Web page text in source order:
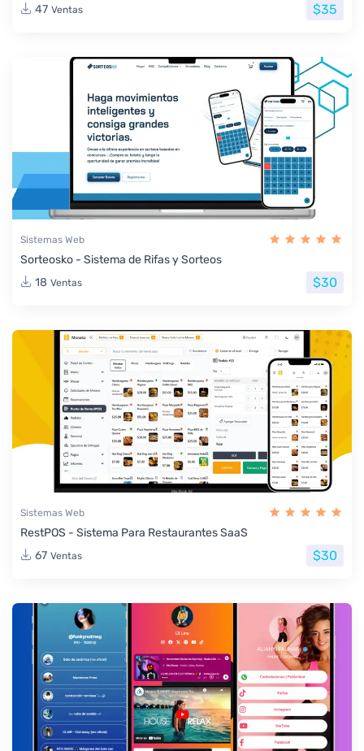
47 Ventas $35
Sistemas Web
Sorteosko - Sistema de Rifas y Sorteos
18 Ventas $30
Sistemas Web
RestPOS - Sistema Para Restaurantes SaaS
67 Ventas $30